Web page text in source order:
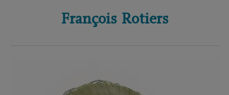
François Rotiers